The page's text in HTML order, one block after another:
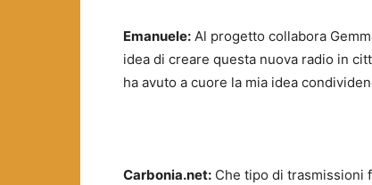
Emanuele: Al progetto collabora
idea di creare questa nuova radio in
ha avuto a cuore la mia idea
Carbonia.net: Che tipo di trasmissioni